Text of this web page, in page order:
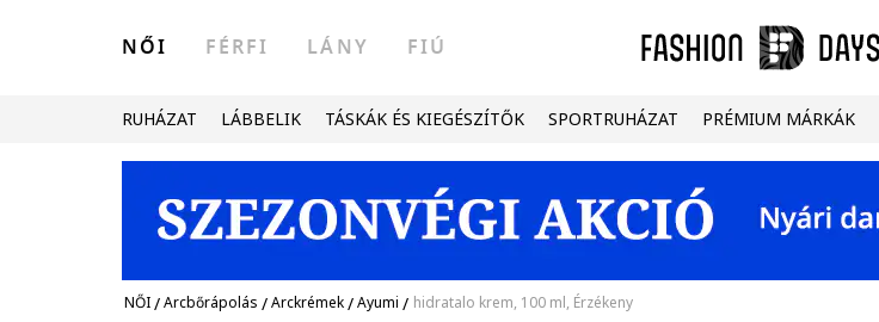
NŐI FÉRFI LÁNY FIÚ
RUHÁZAT LÁBBELIK TÁSKÁK ÉS KIEGÉSZÍTŐK SPORTRUHÁZAT PRÉMIUM MÁRKÁK
NŐI/Arcbőrápolás /Arckrémek/Ayumi / hidratalo krem, 100 ml, Érzékeny